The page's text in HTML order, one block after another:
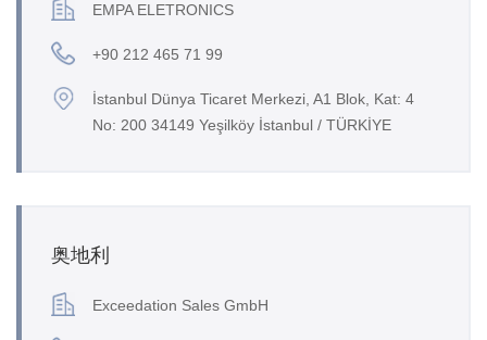
EMPA ELETRONICS
+90 212 465 71 99
İstanbul Dünya Ticaret Merkezi, A1 Blok, Kat: 4
No: 200 34149 Yeşilköy İstanbul / TÜRKİYE
奥地利
Exceedation Sales GmbH